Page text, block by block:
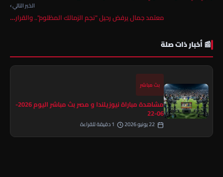
الخبر التالي ›
معتمد جمال يرفض رحيل "نجم الزمالك المظلوم".. والقرار…
📰 أخبار ذات صلة
بث مباشر
مشاهدة مباراة نيوزيلندا و مصر بث مباشر اليوم 2026-
06-22